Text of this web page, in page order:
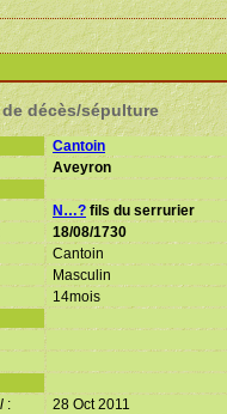
décès/sépulture
Cantoin
Aveyron
N…? fils du serrurier
18/08/1730
Cantoin
Masculin
14mois
:
28 Oct 2011